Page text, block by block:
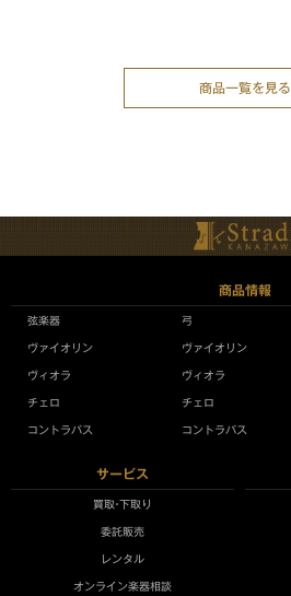
商品一覧を見る
商品情報
弦楽器
ヴァイオリン
ヴィオラ
チェロ
コントラバス
弓
ヴァイオリン
ヴィオラ
チェロ
コントラバス
サービス
買取•下取り
委託販売
レンタル
オンライン楽器相談